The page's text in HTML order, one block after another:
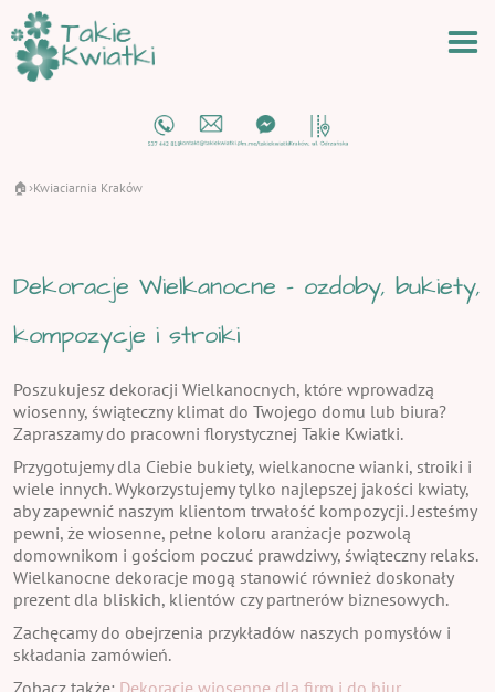
🏠 ›Kwiaciarnia Kraków
Dekoracje Wielkanocne - ozdoby, bukiety,
kompozycje i stroiki
Poszukujesz dekoracji Wielkanocnych, które wprowadzą
wiosenny, świąteczny klimat do Twojego domu lub biura?
Zapraszamy do pracowni florystycznej Takie Kwiatki.
Przygotujemy dla Ciebie bukiety, wielkanocne wianki, stroiki i
wiele innych. Wykorzystujemy tylko najlepszej jakości kwiaty,
aby zapewnić naszym klientom trwałość kompozycji. Jesteśmy
pewni, że wiosenne, pełne koloru aranżacje pozwolą
domownikom i gościom poczuć prawdziwy, świąteczny relaks.
Wielkanocne dekoracje mogą stanowić również doskonały
prezent dla bliskich, klientów czy partnerów biznesowych.
Zachęcamy do obejrzenia przykładów naszych pomysłów i
składania zamówień.
Zobacz także: Dekoracje wiosenne dla firm i do biur